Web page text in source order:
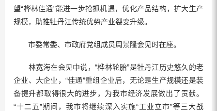
望“桦林佳通”能进一步抢抓机遇，优化产品结构，扩大生产
规模，助推牡丹江传统优势产业裂变升级。
市委常委、市政府党组成员周景隆会见时在座。
林宽海在会见中说，“桦林轮胎”是牡丹江历史悠久的老
企业、大企业，“佳通”重组企业后，无论是生产规模还是装
备提升都取得很大的进步，为我市经济发展做出了贡献。
“十二五”期间，我市将继续深入实施“工业立市”等三大战